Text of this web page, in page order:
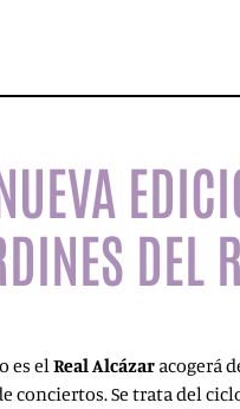
DEL
es elReal Alcázar acogerá
conciertos. Se trata del